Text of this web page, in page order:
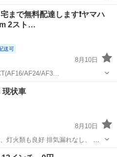
まで無料配達します❗️ヤマハ
2スト…
送可
8月10日
AF24/AF3…
ハ VINO
タクト 50cc 現状車
8月10日
火類も良好 排気漏れなし、 購
換、オイル交換させていただきま